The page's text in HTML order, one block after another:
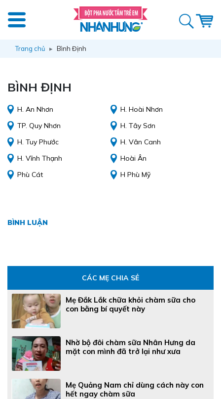
Trang chủ Bình Định
BÌNH ĐỊNH
H. An Nhơn
H. Hoài Nhơn
TP. Quy Nhơn
H. Tây Sơn
H. Tuy Phước
H. Vân Canh
H. Vĩnh Thạnh
Hoài Ân
Phù Cát
H Phù Mỹ
BÌNH LUẬN
CÁC MẸ CHIA SẺ
Mẹ Đắk Lắk chữa khỏi chàm sữa cho
con bằng bí quyết này
Nhờ bộ đôi chàm sữa Nhân Hưng da
mặt con mình đã trở lại như xưa
Mẹ Quảng Nam chỉ dùng cách này con
hết ngay chàm sữa